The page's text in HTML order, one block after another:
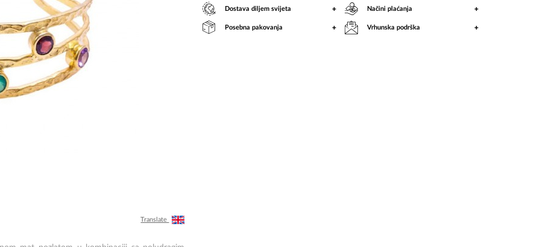
Translate
Dostava diljem svijeta + Načini plaćanja +
Posebna pakovanja + Vrhunska podrška +